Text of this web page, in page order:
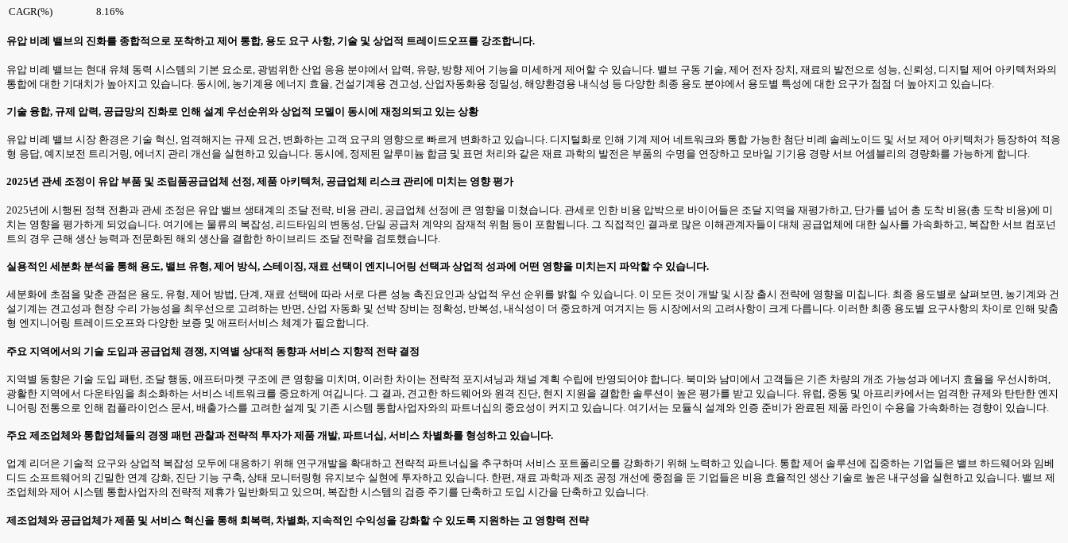
CAGR(%)
8.16%
유압 비례 밸브의 진화를 종합적으로 포착하고 제어 통합, 용도 요구 사항, 기술 및 상업적 트레이드오프를 강조합니다.
유압 비례 밸브는 현대 유체 동력 시스템의 기본 요소로, 광범위한 산업 응용 분야에서 압력, 유량, 방향 제어 기능을 미세하게 제어할 수 있습니다. 밸브 구동 기술, 제어 전자 장치, 재료의 발전으로 성능, 신뢰성, 디지털 제어 아키텍처와의
통합에 대한 기대치가 높아지고 있습니다. 동시에, 농기계용 에너지 효율, 건설기계용 견고성, 산업자동화용 정밀성, 해양환경용 내식성 등 다양한 최종 용도 분야에서 용도별 특성에 대한 요구가 점점 더 높아지고 있습니다.
기술 융합, 규제 압력, 공급망의 진화로 인해 설계 우선순위와 상업적 모델이 동시에 재정의되고 있는 상황
유압 비례 밸브 시장 환경은 기술 혁신, 엄격해지는 규제 요건, 변화하는 고객 요구의 영향으로 빠르게 변화하고 있습니다. 디지털화로 인해 기계 제어 네트워크와 통합 가능한 첨단 비례 솔레노이드 및 서보 제어 아키텍처가 등장하여 적응
형 응답, 예지보전 트리거링, 에너지 관리 개선을 실현하고 있습니다. 동시에, 정제된 알루미늄 합금 및 표면 처리와 같은 재료 과학의 발전은 부품의 수명을 연장하고 모바일 기기용 경량 서브 어셈블리의 경량화를 가능하게 합니다.
2025년 관세 조정이 유압 부품 및 조립품공급업체 선정, 제품 아키텍처, 공급업체 리스크 관리에 미치는 영향 평가
2025년에 시행된 정책 전환과 관세 조정은 유압 밸브 생태계의 조달 전략, 비용 관리, 공급업체 선정에 큰 영향을 미쳤습니다. 관세로 인한 비용 압박으로 바이어들은 조달 지역을 재평가하고, 단가를 넘어 총 도착 비용(총 도착 비용)에 미
치는 영향을 평가하게 되었습니다. 여기에는 물류의 복잡성, 리드타임의 변동성, 단일 공급처 계약의 잠재적 위험 등이 포함됩니다. 그 직접적인 결과로 많은 이해관계자들이 대체 공급업체에 대한 실사를 가속화하고, 복잡한 서브 컴포넌
트의 경우 근해 생산 능력과 전문화된 해외 생산을 결합한 하이브리드 조달 전략을 검토했습니다.
실용적인 세분화 분석을 통해 용도, 밸브 유형, 제어 방식, 스테이징, 재료 선택이 엔지니어링 선택과 상업적 성과에 어떤 영향을 미치는지 파악할 수 있습니다.
세분화에 초점을 맞춘 관점은 용도, 유형, 제어 방법, 단계, 재료 선택에 따라 서로 다른 성능 촉진요인과 상업적 우선 순위를 밝힐 수 있습니다. 이 모든 것이 개발 및 시장 출시 전략에 영향을 미칩니다. 최종 용도별로 살펴보면, 농기계와 건
설기계는 견고성과 현장 수리 가능성을 최우선으로 고려하는 반면, 산업 자동화 및 선박 장비는 정확성, 반복성, 내식성이 더 중요하게 여겨지는 등 시장에서의 고려사항이 크게 다릅니다. 이러한 최종 용도별 요구사항의 차이로 인해 맞춤
형 엔지니어링 트레이드오프와 다양한 보증 및 애프터서비스 체계가 필요합니다.
주요 지역에서의 기술 도입과 공급업체 경쟁, 지역별 상대적 동향과 서비스 지향적 전략 결정
지역별 동향은 기술 도입 패턴, 조달 행동, 애프터마켓 구조에 큰 영향을 미치며, 이러한 차이는 전략적 포지셔닝과 채널 계획 수립에 반영되어야 합니다. 북미와 남미에서 고객들은 기존 차량의 개조 가능성과 에너지 효율을 우선시하며,
광활한 지역에서 다운타임을 최소화하는 서비스 네트워크를 중요하게 여깁니다. 그 결과, 견고한 하드웨어와 원격 진단, 현지 지원을 결합한 솔루션이 높은 평가를 받고 있습니다. 유럽, 중동 및 아프리카에서는 엄격한 규제와 탄탄한 엔지
니어링 전통으로 인해 컴플라이언스 문서, 배출가스를 고려한 설계 및 기존 시스템 통합사업자와의 파트너십의 중요성이 커지고 있습니다. 여기서는 모듈식 설계와 인증 준비가 완료된 제품 라인이 수용을 가속화하는 경향이 있습니다.
주요 제조업체와 통합업체들의 경쟁 패턴 관찰과 전략적 투자가 제품 개발, 파트너십, 서비스 차별화를 형성하고 있습니다.
업계 리더은 기술적 요구와 상업적 복잡성 모두에 대응하기 위해 연구개발을 확대하고 전략적 파트너십을 추구하며 서비스 포트폴리오를 강화하기 위해 노력하고 있습니다. 통합 제어 솔루션에 집중하는 기업들은 밸브 하드웨어와 임베
디드 소프트웨어의 긴밀한 연계 강화, 진단 기능 구축, 상태 모니터링형 유지보수 실현에 투자하고 있습니다. 한편, 재료 과학과 제조 공정 개선에 중점을 둔 기업들은 비용 효율적인 생산 기술로 높은 내구성을 실현하고 있습니다. 밸브 제
조업체와 제어 시스템 통합사업자의 전략적 제휴가 일반화되고 있으며, 복잡한 시스템의 검증 주기를 단축하고 도입 시간을 단축하고 있습니다.
제조업체와 공급업체가 제품 및 서비스 혁신을 통해 회복력, 차별화, 지속적인 수익성을 강화할 수 있도록 지원하는 고 영향력 전략